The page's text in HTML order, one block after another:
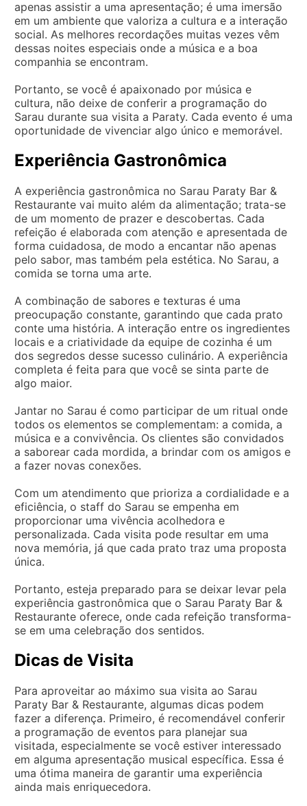
apenas assistir a uma apresentação; é uma imersão
em um ambiente que valoriza a cultura e a interação
social. As melhores recordações muitas vezes vêm
dessas noites especiais onde a música e a boa
companhia se encontram.
Portanto, se você é apaixonado por música e
cultura, não deixe de conferir a programação do
Sarau durante sua visita a Paraty. Cada evento é uma
oportunidade de vivenciar algo único e memorável.
Experiência Gastronômica
A experiência gastronômica no Sarau Paraty Bar &
Restaurante vai muito além da alimentação; trata-se
de um momento de prazer e descobertas. Cada
refeição é elaborada com atenção e apresentada de
forma cuidadosa, de modo a encantar não apenas
pelo sabor, mas também pela estética. No Sarau, a
comida se torna uma arte.
A combinação de sabores e texturas é uma
preocupação constante, garantindo que cada prato
conte uma história. A interação entre os ingredientes
locais e a criatividade da equipe de cozinha é um
dos segredos desse sucesso culinário. A experiência
completa é feita para que você se sinta parte de
algo maior.
Jantar no Sarau é como participar de um ritual onde
todos os elementos se complementam: a comida, a
música e a convivência. Os clientes são convidados
a saborear cada mordida, a brindar com os amigos e
a fazer novas conexões.
Com um atendimento que prioriza a cordialidade e a
eficiência, o staff do Sarau se empenha em
proporcionar uma vivência acolhedora e
personalizada. Cada visita pode resultar em uma
nova memória, já que cada prato traz uma proposta
única.
Portanto, esteja preparado para se deixar levar pela
experiência gastronômica que o Sarau Paraty Bar &
Restaurante oferece, onde cada refeição transforma-
se em uma celebração dos sentidos.
Dicas de Visita
Para aproveitar ao máximo sua visita ao Sarau
Paraty Bar & Restaurante, algumas dicas podem
fazer a diferença. Primeiro, é recomendável conferir
a programação de eventos para planejar sua
visitada, especialmente se você estiver interessado
em alguma apresentação musical específica. Essa é
uma ótima maneira de garantir uma experiência
ainda mais enriquecedora.